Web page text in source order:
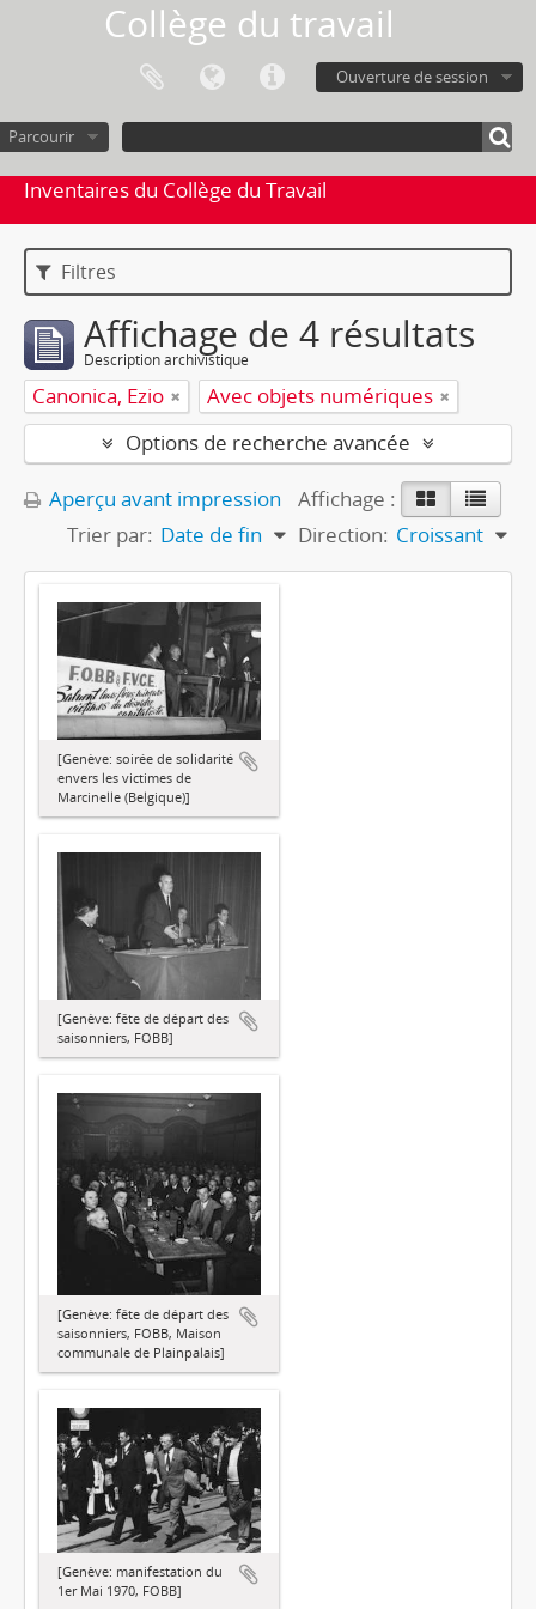
Collège du travail
Ouverture de session
Parcourir
Inventaires du Collège du Travail
Filtres
Affichage de 4 résultats
Description archivistique
Canonica, Ezio
Avec objets numériques
Options de recherche avancée
Aperçu avant impression
Affichage :
Trier par: Date de fin Direction: Croissant
[Genève: soirée de solidarité
envers les victimes de
Marcinelle (Belgique)]
[Genève: fête de départ des
saisonniers, FOBB]
[Genève: fête de départ des
saisonniers, FOBB, Maison
communale de Plainpalais]
[Genève: manifestation du
1er Mai 1970, FOBB]